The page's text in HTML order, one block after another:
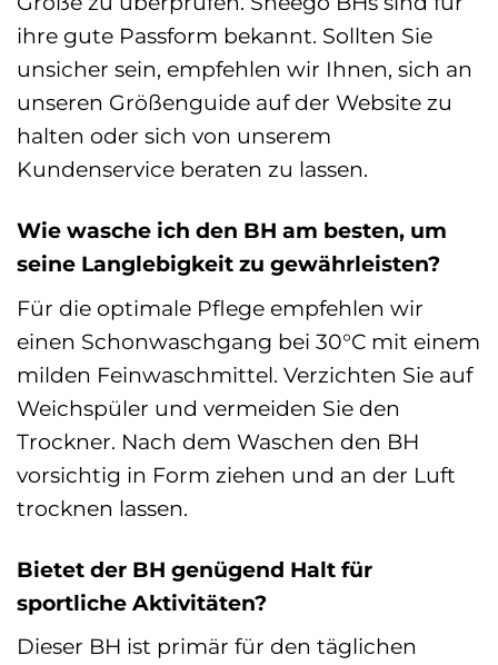
ihre gute Passform bekannt. Sollten Sie
unsicher sein, empfehlen wir Ihnen, sich an
unseren Größenguide auf der Website zu
halten oder sich von unserem
Kundenservice beraten zu lassen.
Wie wasche ich den BH am besten, um
seine Langlebigkeit zu gewährleisten?
Für die optimale Pflege empfehlen wir
einen Schonwaschgang bei 30°C mit einem
milden Feinwaschmittel. Verzichten Sie auf
Weichspüler und vermeiden Sie den
Trockner. Nach dem Waschen den BH
vorsichtig in Form ziehen und an der Luft
trocknen lassen.
Bietet der BH genügend Halt für
sportliche Aktivitäten?
Dieser BH ist primär für den täglichen